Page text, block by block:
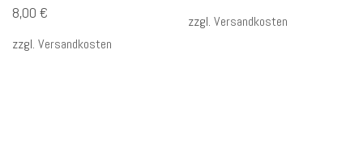
8,00 €
zzgl. Versandkosten
zzgl.Versandkosten